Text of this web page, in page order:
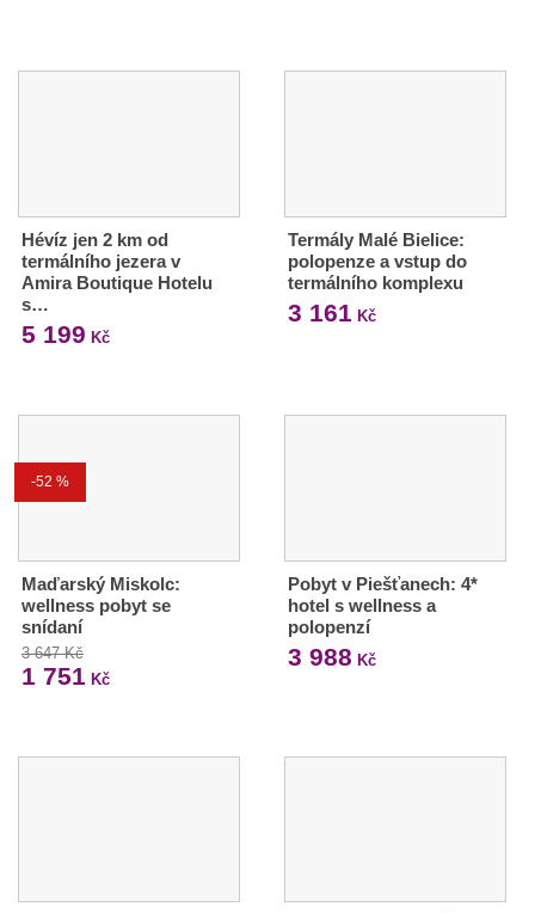
Hévíz jen 2 km od
termálního jezera v
Amira Boutique Hotelu
s…
5 199 Kč
Termály Malé Bielice:
polopenze a vstup do
termálního komplexu
3 161 Kč
-52 %
Maďarský Miskolc:
wellness pobyt se
snídaní
3 647 Kč
1 751 Kč
Pobyt v Piešťanech: 4*
hotel s wellness a
polopenzí
3 988 Kč